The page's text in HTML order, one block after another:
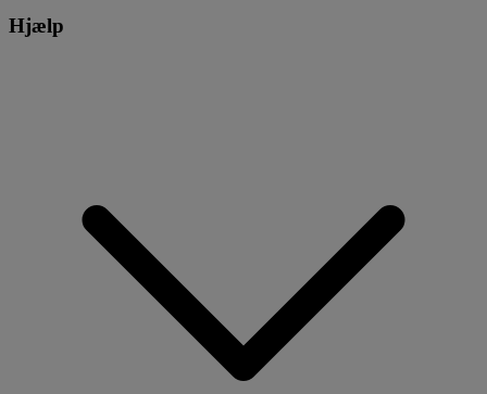
Hjælp